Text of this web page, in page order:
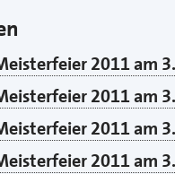
2011 am
2011 am
2011 am
2011 am